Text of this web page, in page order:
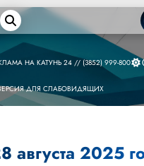
НА КАТУНЬ 24 // (3852) 999-800
ДЛЯ СЛАБОВИДЯЩИХ
августа 2025